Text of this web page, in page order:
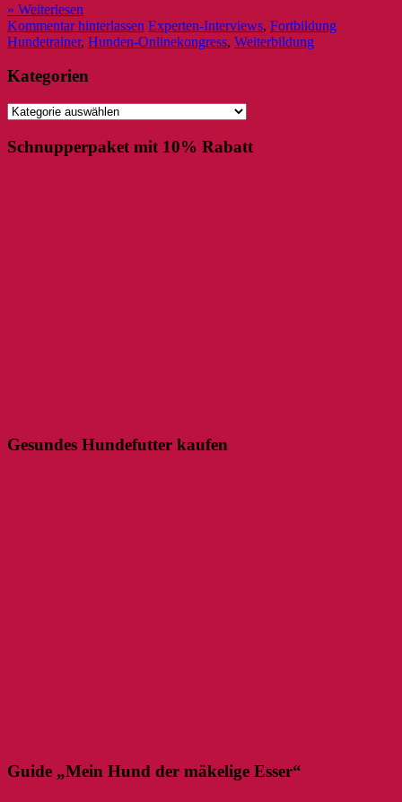
» Weiterlesen
Kommentar hinterlassen Experten-Interviews, Fortbildung
Hundetrainer, Hunden-Onlinekongress, Weiterbildung
Kategorien
Kategorien
Schnupperpaket mit 10% Rabatt
Gesundes Hundefutter kaufen
Guide „Mein Hund der mäkelige Esser“